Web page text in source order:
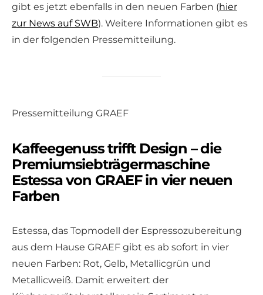
gibt es jetzt ebenfalls in den neuen Farben (hier
zur News auf SWB). Weitere Informationen gibt es
in der folgenden Pressemitteilung.
Pressemitteilung GRAEF
Kaffeegenuss trifft Design – die
Premiumsiebträgermaschine
Estessa von GRAEF in vier neuen
Farben
Estessa, das Topmodell der Espressozubereitung
aus dem Hause GRAEF gibt es ab sofort in vier
neuen Farben: Rot, Gelb, Metallicgrün und
Metallicweiß. Damit erweitert der